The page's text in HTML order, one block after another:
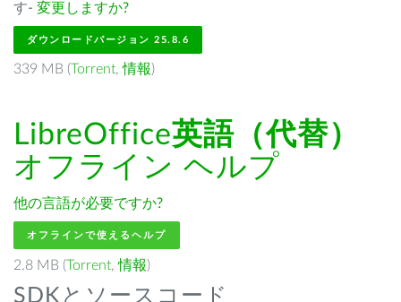
す- 変更しますか?
ダウンロードバージョン 25.8.6
339 MB (Torrent,情報)
LibreOffice英語（代替）
オフライン ヘルプ
他の言語が必要ですか?
オフラインで使えるヘルプ
2.8 MB (Torrent,情報)
SDKとソースコード